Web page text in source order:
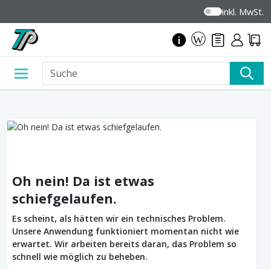
inkl. MwSt.
Oh nein! Da ist etwas
schiefgelaufen.
Es scheint, als hätten wir ein technisches Problem.
Unsere Anwendung funktioniert momentan nicht wie
erwartet. Wir arbeiten bereits daran, das Problem so
schnell wie möglich zu beheben.